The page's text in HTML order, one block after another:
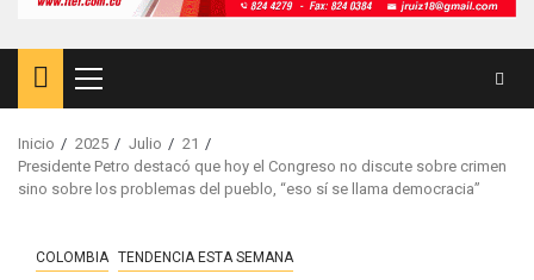
Menú
principal
Inicio 2025 Julio
21
Presidente Petro destacó que hoy el Congreso no discute sobre crimen
sino sobre los problemas del pueblo, “eso sí se llama democracia”
COLOMBIA TENDENCIA ESTA SEMANA